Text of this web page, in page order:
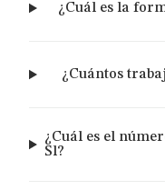
¿Cuál es la
¿Cuántos
¿Cuál es el
Sl?